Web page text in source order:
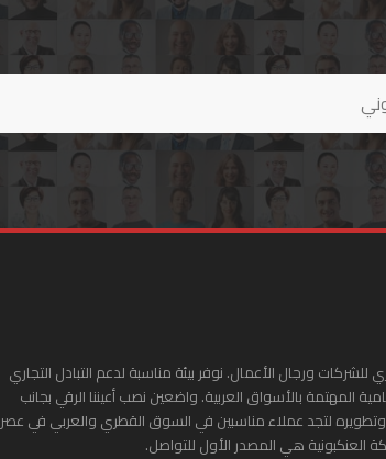
ورجال الأعمال. نوفر بيئة مناسبة لدعم التبادل التجاري
المهتمة بالأسواق العربية. واضعين نصب أعيننا الرقي بجانب
وتطويره لتجد عملاء مناسبين في السوق القطري والعربي في عصر
العنكبونية هي المصدر الأول للتواصل.